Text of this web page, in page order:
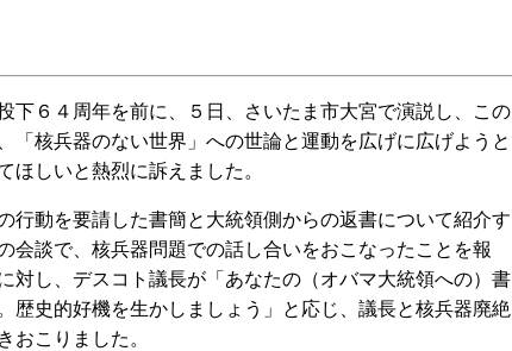
６４周年を前に、５日、さいたま市大宮で演説し、この
「核兵器のない世界」への世論と運動を広げに広げようと
ほしいと熱烈に訴えました。
動を要請した書簡と大統領側からの返書について紹介す
会談で、核兵器問題での話し合いをおこなったことを報
対し、デスコト議長が「あなたの（オバマ大統領への）書
歴史的好機を生かしましょう」と応じ、議長と核兵器廃絶
おこりました。